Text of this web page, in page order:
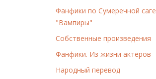
Фанфики по Сумеречной саге
"Вампиры"
Собственные произведения
Фанфики. Из жизни актеров
Народный перевод